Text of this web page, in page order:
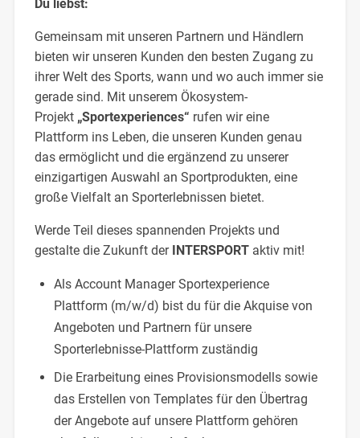
Du liebst:
Gemeinsam mit unseren Partnern und Händlern
bieten wir unseren Kunden den besten Zugang zu
ihrer Welt des Sports, wann und wo auch immer sie
gerade sind. Mit unserem Ökosystem-
Projekt„Sportexperiences“ rufen wir eine
Plattform ins Leben, die unseren Kunden genau
das ermöglicht und die ergänzend zu unserer
einzigartigen Auswahl an Sportprodukten, eine
große Vielfalt an Sporterlebnissen bietet.
Werde Teil dieses spannenden Projekts und
gestalte die Zukunft derINTERSPORTaktiv mit!
Als Account Manager Sportexperience
Plattform (m/w/d) bist du für die Akquise von
Angeboten und Partnern für unsere
Sporterlebnisse-Plattform zuständig
Die Erarbeitung eines Provisionsmodells sowie
das Erstellen von Templates für den Übertrag
der Angebote auf unsere Plattform gehören